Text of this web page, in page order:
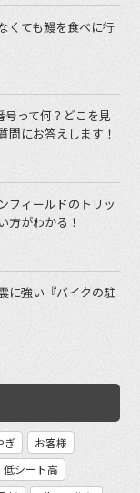
くても鰻を食べに行
号って何？どこを見
問にお答えします！
フィールドのトリッ
方がわかる！
に強い『バイクの駐
ぎ
お客様
低シート高